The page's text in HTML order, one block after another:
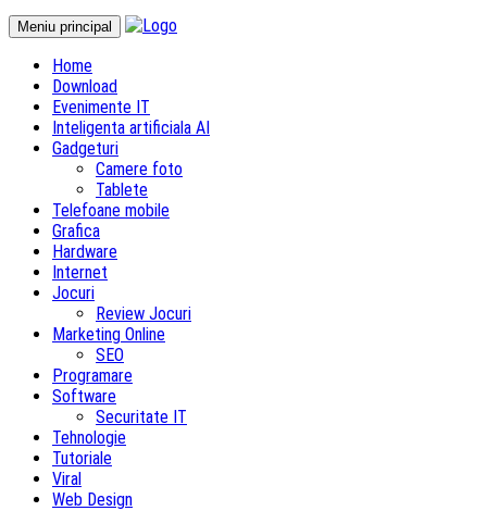
Meniu principal
Sari
Home
Download
Evenimente IT
Inteligenta artificiala AI
Gadgeturi
Camere foto
Tablete
Telefoane mobile
Grafica
Hardware
Internet
Jocuri
Review Jocuri
Marketing Online
SEO
Programare
Software
Securitate IT
Tehnologie
Tutoriale
Viral
Web Design